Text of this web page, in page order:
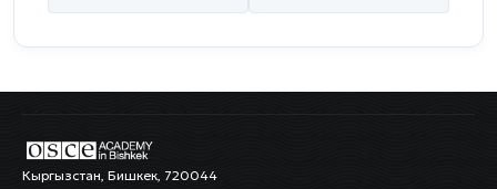
Кыргызстан, Бишкек, 720044